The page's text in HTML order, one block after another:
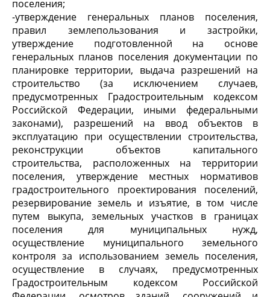
поселения;
-утверждение генеральных планов поселения,
правил землепользования и застройки,
утверждение подготовленной на основе
генеральных планов поселения документации по
планировке территории, выдача разрешений на
строительство (за исключением случаев,
предусмотренных Градостроительным кодексом
Российской Федерации, иными федеральными
законами), разрешений на ввод объектов в
эксплуатацию при осуществлении строительства,
реконструкции объектов капитального
строительства, расположенных на территории
поселения, утверждение местных нормативов
градостроительного проектирования поселений,
резервирование земель и изъятие, в том числе
путем выкупа, земельных участков в границах
поселения для муниципальных нужд,
осуществление муниципального земельного
контроля за использованием земель поселения,
осуществление в случаях, предусмотренных
Градостроительным кодексом Российской